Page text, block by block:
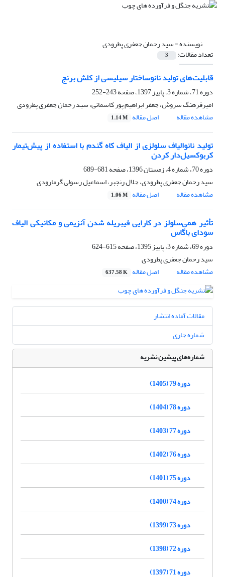
نویسنده =سید رحمان جعفری پطرودی
تعداد مقالات: 3
قابلیت‌های تولید نانوساختار سیلیسی از کلش برنج
دوره 71، شماره 3، پاییز 1397، صفحه
243-252
امیرفرهنگ سروش، جعفر ابراهیم پور کاسمانی، سید رحمان جعفری پطرودی
مشاهده مقاله
اصل مقاله 1.14 M
تولید نانوالیاف سلولزی از الیاف کاه گندم با استفاده از پیش‌تیمار
کربوکسیل‌دار کردن
دوره 70، شماره 4، زمستان 1396، صفحه
681-689
سید رحمان جعفری پطرودی، جلال رنجبر، اسماعیل رسولی گرمارودی
مشاهده مقاله
اصل مقاله 1.06 M
تأثیر همی‌سلولز در کارایی فیبریله شدن آنزیمی و مکانیکی الیاف
سودای باگاس
دوره 69، شماره 3، پاییز 1395، صفحه
615-624
سید رحمان جعفری پطرودی
مشاهده مقاله
اصل مقاله 637.58 K
مقالات آماده انتشار
شماره جاری
شماره‌های پیشین نشریه
دوره 79 (1405)
دوره 78 (1404)
دوره 77 (1403)
دوره 76 (1402)
دوره 75 (1401)
دوره 74 (1400)
دوره 73 (1399)
دوره 72 (1398)
دوره 71 (1397)